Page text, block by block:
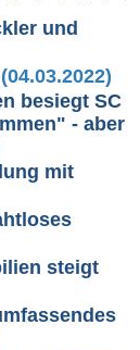
und
(04.03.2022)
besiegt SC
- aber
mit
steigt